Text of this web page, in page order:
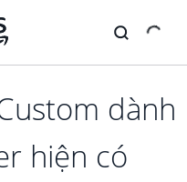
dành
hiện có